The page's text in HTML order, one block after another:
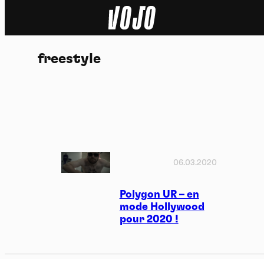
Tech
Dossier
Vidéos
Podcasts
freestyle
Polygon UR – en
mode Hollywood
pour 2020 !
06.03.2020